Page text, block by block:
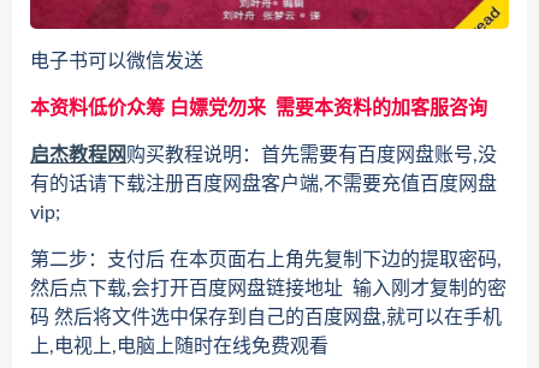
电子书可以微信发送
本资料低价众筹 白嫖党勿来 需要本资料的加客服咨询
启杰教程网购买教程说明：首先需要有百度网盘账号,没
有的话请下载注册百度网盘客户端,不需要充值百度网盘
vip;
第二步：支付后 在本页面右上角先复制下边的提取密码,
然后点下载,会打开百度网盘链接地址 输入刚才复制的密
码 然后将文件选中保存到自己的百度网盘,就可以在手机
上,电视上,电脑上随时在线免费观看